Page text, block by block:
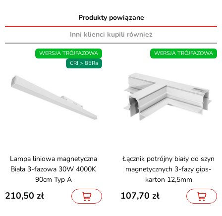
Produkty powiązane
Inni klienci kupili również
WERSJA TRÓJFAZOWA
CRI > 85Ra
Lampa liniowa magnetyczna
Biała 3-fazowa 30W 4000K
90cm Typ A
210,50
WERSJA TRÓJFAZOWA
Łącznik potrójny biały do szyn
magnetycznych 3-fazy gips-
karton 12,5mm
107,70